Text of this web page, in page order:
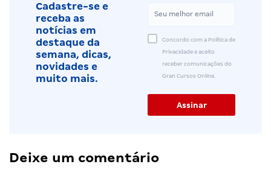
Cadastre-se e
receba as
notícias em
destaque da
semana, dicas,
novidades e
muito mais.
Concordo com a Política de
Privacidade e aceito
receber comunicações do
Gran Cursos Online.
Deixe um comentário